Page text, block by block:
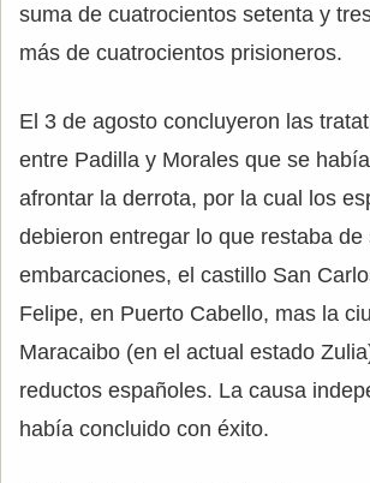
suma de cuatrocientos setenta y
más de cuatrocientos prisioneros.
El 3 de agosto concluyeron las
entre Padilla y Morales que se
afrontar la derrota, por la cual los
debieron entregar lo que restaba de
embarcaciones, el castillo San
Felipe, en Puerto Cabello, mas la
Maracaibo (en el actual estado
reductos españoles. La causa
había concluido con éxito.